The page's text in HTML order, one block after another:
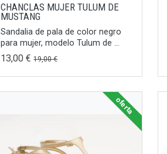
CHANCLAS MUJER TULUM DE
MUSTANG
Sandalia de pala de color negro
para mujer, modelo Tulum de ...
13,00 €19,00 €
oferta